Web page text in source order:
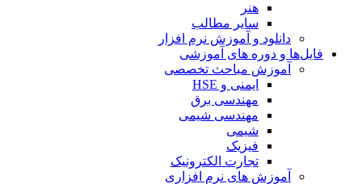
هنر
سایر مطالب
دانلود و آموزش نرم افزار
فایل‌ها و دوره های آموزشی
آموزش مباحث تخصصی
ایمنی و HSE
مهندسی برق
مهندسی شیمی
شیمی
فیزیک
تجارت الکترونیک
آموزش های نرم افزاری